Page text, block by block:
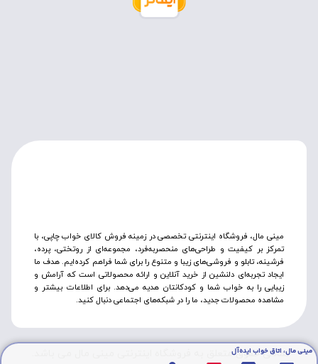
مینی مال، فروشگاه اینترنتی تخصصی در زمینه فروش کالای خواب چاپی، با
تمرکز بر کیفیت و طراحی‌های منحصربه‌فرد، مجموعه‌ای از روتختی‌، پرده،
فرشینه، تابلو و فروشی‌های زیبا و متنوع را برای شما فراهم کرده‌ایم. هدف ما
ایجاد تجربه‌ای دلنشین از خرید آنلاین و ارائه محصولاتی است که آرامش و
زیبایی را به خواب شما و کودکانتان هدیه می‌دهد. برای اطلاعات بیشتر و
مشاهده محصولات جدید، ما را در شبکه‌های اجتماعی دنبال کنید.
تمامی حقوق متعلق به فروشگاه اینترنتی مینی مال می باشد.
مینی مال، اتاق خواب ایده‌آل